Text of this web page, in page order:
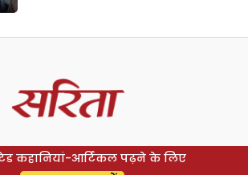
कहानियां-आर्टिकल पढ़ने के लिए